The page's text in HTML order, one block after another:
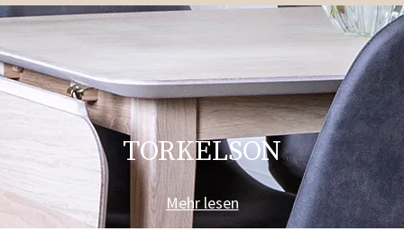
TORKELSON
Mehr lesen